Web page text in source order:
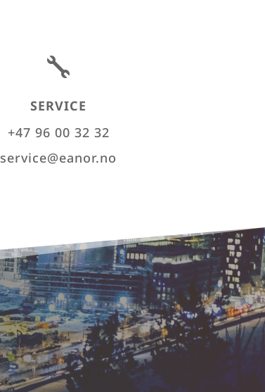

SERVICE
+47 96 00 32 32
service@eanor.no